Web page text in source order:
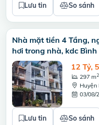
Lưu tin So sánh
Nhà mặt tiền 4 Tầng,
hơi trong nhà, kdc
12 Tỷ,
297 m2
Huyện
03/08/
Lưu tin So sánh